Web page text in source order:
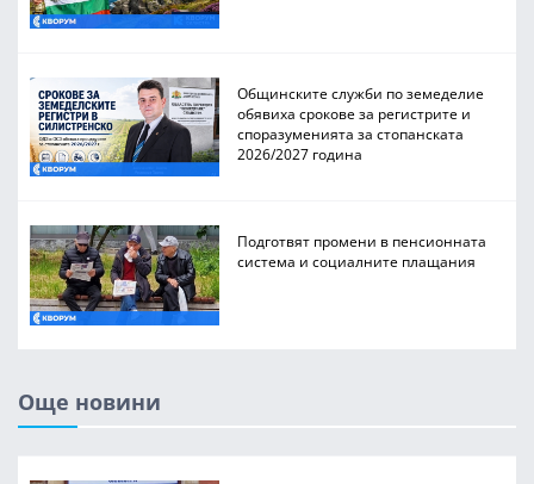
Общинските служби по земеделие
обявиха срокове за регистрите и
споразуменията за стопанската
2026/2027 година
Подготвят промени в пенсионната
система и социалните плащания
Още новини